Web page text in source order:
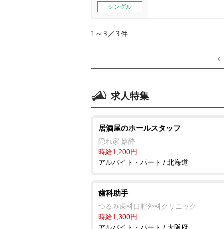
シングル
1～3／3件
求人特集
居酒屋のホールスタッフ
隠れ家 嬉酔
時給1,200円
アルバイト・パート / 北海道
歯科助手
つるみ歯科口腔外科クリニック
時給1,300円